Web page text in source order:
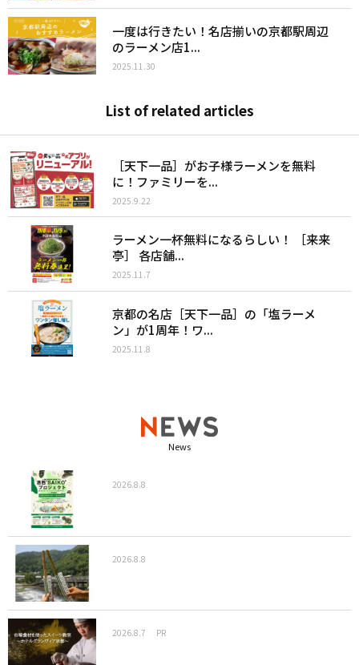
一度は行きたい！名店揃いの京都駅周辺
のラーメン店1...
2025.11.30
List of related articles
［天下一品］がお子様ラーメンを無料
に！ファミリーを...
2025.9.22
ラーメン一杯無料になるらしい！ ［来来
亭］ 各店舗...
2025.11.7
京都の名店［天下一品］の「塩ラーメ
ン」が1周年！ワ...
2025.11.8
News
2026.8.8
2026.8.8
2026.8.7 PR